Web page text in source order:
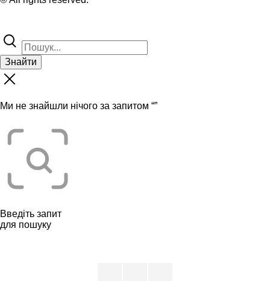
Знайти
Ми не знайшли нічого за запитом “”
Введіть запит
для пошуку